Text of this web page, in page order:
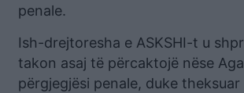
penale.
Ish-drejtoresha e ASKSHI-t u
takon asaj të përcaktojë nëse
përgjegjësi penale, duke